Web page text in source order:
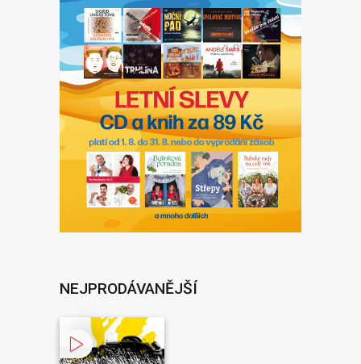
NEJPRODÁVANĚJŠÍ